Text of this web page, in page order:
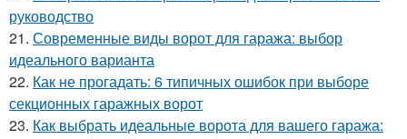
руководство
21. Современные виды ворот для гаража: выбор
идеального варианта
22. Как не прогадать: 6 типичных ошибок при выборе
секционных гаражных ворот
23. Как выбрать идеальные ворота для вашего гаража: